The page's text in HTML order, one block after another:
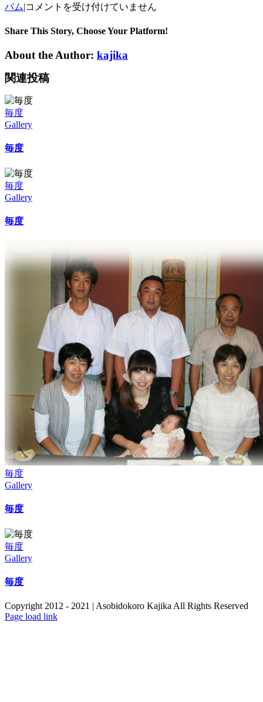
バム|毎
は
コメントを受け付けていません
Share This Story, Choose Your Platform!
About the Author: kajika
関連投稿
毎度
Gallery
毎度
毎度
Gallery
毎度
毎度
Gallery
毎度
毎度
Gallery
毎度
Copyright 2012 - 2021 | Asobidokoro Kajika All Rights Reserved
Page load link